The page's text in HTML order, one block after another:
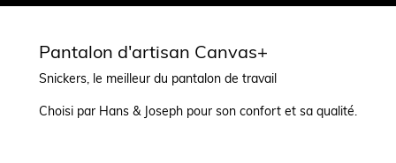
Pantalon d'artisan Canvas+
Snickers, le meilleur du pantalon de travail
Choisi par Hans & Joseph pour son confort et sa qualité.